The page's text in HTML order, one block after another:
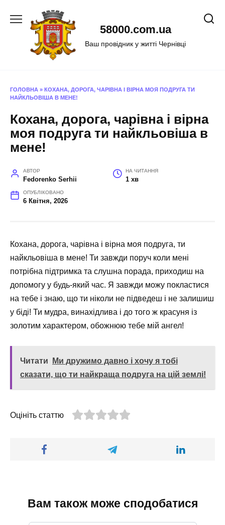
58000.com.ua
Ваш провідник у житті Чернівці
ГОЛОВНА » КОХАНА, ДОРОГА, ЧАРІВНА І ВІРНА МОЯ ПОДРУГА ТИ
НАЙКЛЬОВІША В МЕНЕ!
Кохана, дорога, чарівна і вірна
моя подруга ти найкльовіша в
мене!
АВТОР
Fedorenko Serhii
НА ЧИТАННЯ
1 хв
ОПУБЛІКОВАНО
6 Квітня, 2026
Кохана, дорога, чарівна і вірна моя подруга, ти
найкльовіша в мене! Ти завжди поруч коли мені
потрібна підтримка та слушна порада, приходиш на
допомогу у будь-який час. Я завжди можу покластися
на тебе і знаю, що ти ніколи не підведеш і не залишиш
у біді! Ти мудра, винахідлива і до того ж красуня із
золотим характером, обожнюю тебе мій ангел!
Читати
Ми дружимо давно і хочу я тобі
сказати, що ти найкраща подруга на цій землі!
Оцініть статтю
Вам також може сподобатися